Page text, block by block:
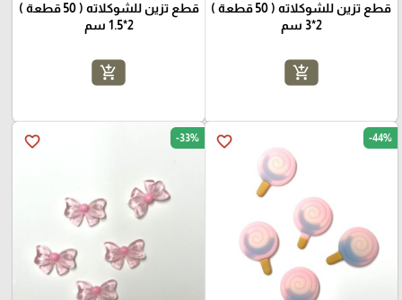
قطع تزين للشوكلاته ( 50 قطعة )
2*3 سم
add_shopping_cart
قطع تزين للشوكلاته ( 50 قطعة )
2*1.5 سم
add_shopping_cart
favorite_border -44%
favorite_border -33%